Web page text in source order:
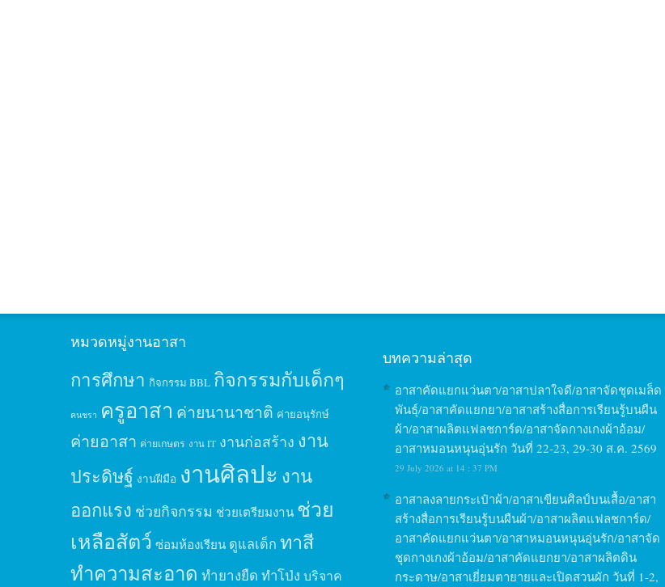
หมวดหมู่งานอาสา
การศึกษา กิจกรรม BBL กิจกรรมกับเด็กๆ
คนชรา ครูอาสา ค่ายนานาชาติ ค่ายอนุรักษ์
ค่ายอาสา ค่ายเกษตร งาน IT งานก่อสร้าง งาน
ประดิษฐ์ งานฝีมือ งานศิลปะ งาน
ออกแรง ช่วยกิจกรรม ช่วยเตรียมงาน ช่วย
เหลือสัตว์ ซ่อมห้องเรียน ดูแลเด็ก ทาสี
ทำความสะอาด ทำยางยืด ทำโป่ง บริจาค
บทความล่าสุด
อาสาคัดแยกแว่นตา/อาสาปลาใจดี/อาสาจัดชุดเมล็ด
พันธุ์/อาสาคัดแยกยา/อาสาสร้างสื่อการเรียนรู้บนผืน
ผ้า/อาสาผลิตแฟลชการ์ด/อาสาจัดกางเกงผ้าอ้อม/
อาสาหมอนหนุนอุ่นรัก วันที่ 22-23, 29-30 ส.ค. 2569
29 July 2026 at 14 : 37 PM
อาสาลงลายกระเป๋าผ้า/อาสาเขียนศิลป์บนเสื้อ/อาสา
สร้างสื่อการเรียนรู้บนผืนผ้า/อาสาผลิตแฟลชการ์ด/
อาสาคัดแยกแว่นตา/อาสาหมอนหนุนอุ่นรัก/อาสาจัด
ชุดกางเกงผ้าอ้อม/อาสาคัดแยกยา/อาสาผลิตดิน
กระดาษ/อาสาเยี่ยมตายายและเปิดสวนผัก วันที่ 1-2,